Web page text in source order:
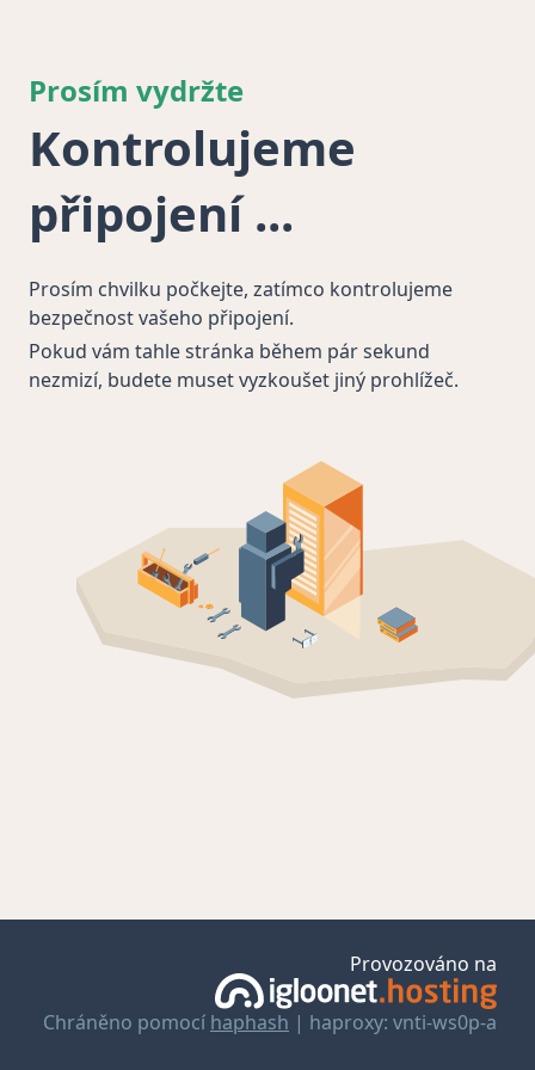
Prosím vydržte
Kontrolujeme
připojení
Prosím chvilku počkejte, zatímco kontrolujeme
bezpečnost vašeho připojení.
Pokud vám tahle stránka během pár sekund
nezmizí, budete muset vyzkoušet jiný prohlížeč.
Provozováno na
Chráněno pomocí haphash | haproxy: vnti-ws0p-a